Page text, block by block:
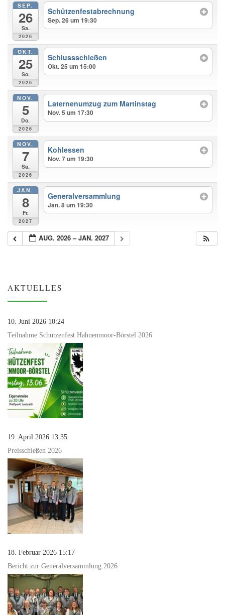
SEP.
26
Sa.
2026
Schützenfestabrechnung
Sep. 26 um 19:30
OKT.
25
So.
2026
Schlussschießen
Okt. 25 um 15:00
NOV.
5
Do.
2026
Laternenumzug zum Martinstag
Nov. 5 um 17:30
NOV.
7
Sa.
2026
Kohlessen
Nov. 7 um 19:30
JAN.
8
Fr.
2027
Generalversammlung
Jan. 8 um 19:30
AUG. 2026 – JAN. 2027
AKTUELLES
10. Juni 2026 10:24
Teilnahme Schützenfest Hahnenmoor-Börstel 2026
19. April 2026 13:35
Preisschießen 2026
18. Februar 2026 15:17
Bericht zur Generalversammlung 2026